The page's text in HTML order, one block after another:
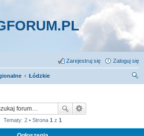
Zaloguj się
Zarejestruj się
Łódzkie
Tematy: 2 • Strona 1 z 1